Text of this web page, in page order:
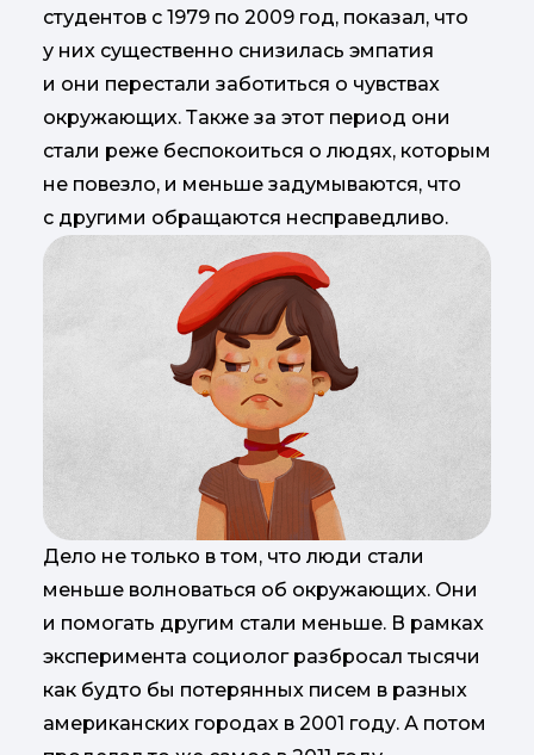
студентов с 1979 по 2009 год, показал, что
у них существенно снизилась эмпатия
и они перестали заботиться о чувствах
окружающих. Также за этот период они
стали реже беспокоиться о людях, которым
не повезло, и меньше задумываются, что
с другими обращаются несправедливо.
Дело не только в том, что люди стали
меньше волноваться об окружающих. Они
и помогать другим стали меньше. В рамках
эксперимента социолог разбросал тысячи
как будто бы потерянных писем в разных
американских городах в 2001 году. А потом